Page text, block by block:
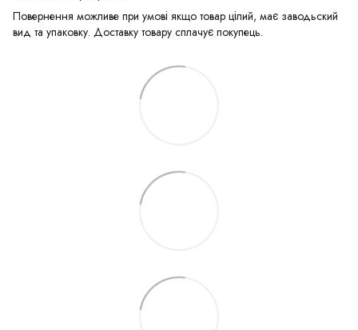
Повернення можливе при умові якщо товар цілий, має заводьский
вид та упаковку. Доставку товару сплачує покупець.